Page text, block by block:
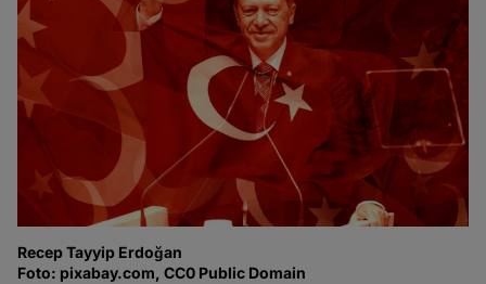
Recep Tayyip Erdoğan
Foto: pixabay.com, CC0 Public Domain